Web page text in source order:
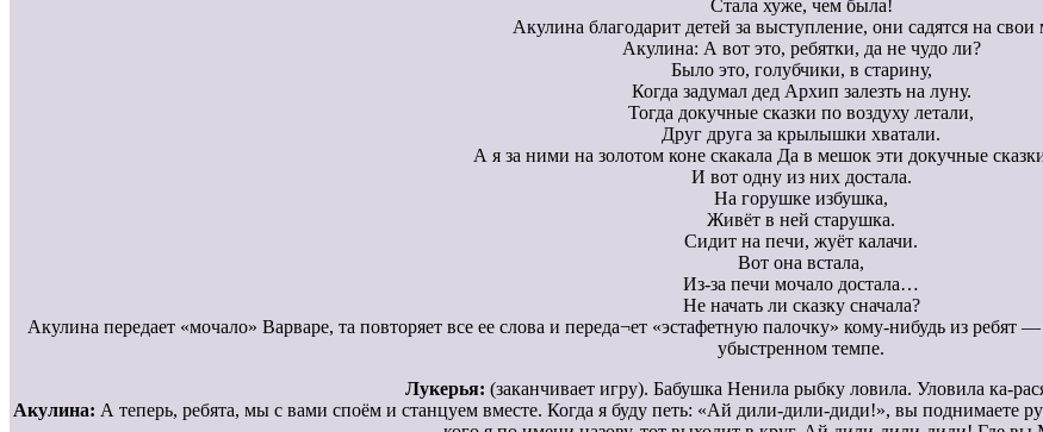
Стала хуже, чем была!
Акулина благодарит детей за выступление, они садятся на свои
Акулина: А вот это, ребятки, да не чудо ли?
Было это, голубчики, в старину,
Когда задумал дед Архип залезть на луну.
Тогда докучные сказки по воздуху летали,
Друг друга за крылышки хватали.
А я за ними на золотом коне скакала Да в мешок эти докучные
И вот одну из них достала.
На горушке избушка,
Живёт в ней старушка.
Сидит на печи, жуёт калачи.
Вот она встала,
Из-за печи мочало достала…
Не начать ли сказку сначала?
Акулина передает «мочало» Варваре, та повторяет все ее слова и переда¬ет «эстафетную палочку» кому-нибудь из ребят
убыстренном темпе.
Лукерья: (заканчивает игру). Бабушка Ненила рыбку ловила. Уловила ка-
Акулина: А теперь, ребята, мы с вами споём и станцуем вместе. Когда я буду петь: «Ай дили-дили-диди!», вы поднимаете